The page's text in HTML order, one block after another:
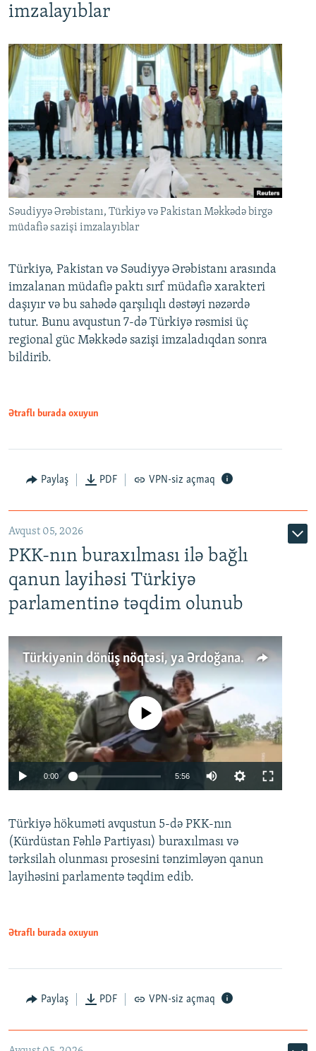
imzalayıblar
Səudiyyə Ərəbistanı, Türkiyə və Pakistan Məkkədə birgə
müdafiə sazişi imzalayıblar
Türkiyə, Pakistan və Səudiyyə Ərəbistanı arasında
imzalanan müdafiə paktı sırf müdafiə xarakteri
daşıyır və bu sahədə qarşılıqlı dəstəyi nəzərdə
tutur. Bunu avqustun 7-də Türkiyə rəsmisi üç
regional güc Məkkədə sazişi imzaladıqdan sonra
bildirib.
Ətraflı burada oxuyun
Paylaş PDF VPN-siz açmaq
Avqust 05, 2026
PKK-nın buraxılması ilə bağlı
qanun layihəsi Türkiyə
parlamentinə təqdim olunub
Türkiyənin dönüş nöqtəsi, ya Ərdoğana üçüncü şans: PKK ilə qəfil barışıq nə deməkdir?
Auto 240p 360p 480p
720p 1080p
No media source currently available
0:00 5:56
360p
480p
Türkiyə hökuməti avqustun 5-də PKK-nın
(Kürdüstan Fəhlə Partiyası) buraxılması və
tərksilah olunması prosesini tənzimləyən qanun
layihəsini parlamentə təqdim edib.
Ətraflı burada oxuyun
Paylaş PDF VPN-siz açmaq